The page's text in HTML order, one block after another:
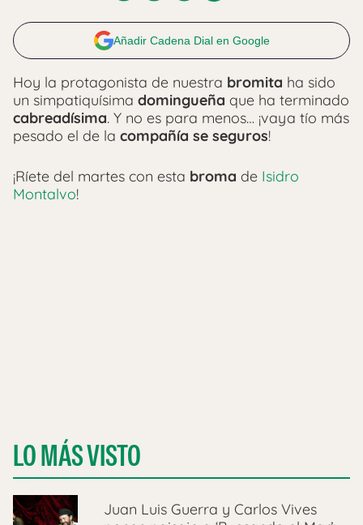
Añadir Cadena Dial en Google
Hoy la protagonista de nuestra bromita ha sido
un simpatiquísima domingueña que ha terminado
cabreadísima. Y no es para menos… ¡vaya tío más
pesado el de la compañía se seguros!
¡Ríete del martes con esta broma de Isidro
Montalvo!
LO MÁS VISTO
Juan Luis Guerra y Carlos Vives